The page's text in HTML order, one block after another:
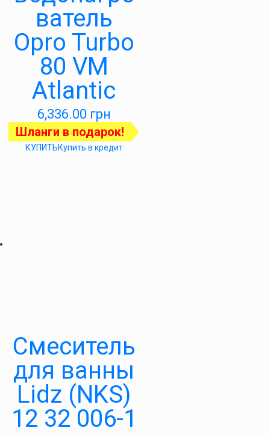
ватель
Opro Turbo
80 VM
Atlantic
6,336.00 грн
Шланги в подарок!
КУПИТЬКупить в кредит
Смеситель
для ванны
Lidz (NKS)
12 32 006-1